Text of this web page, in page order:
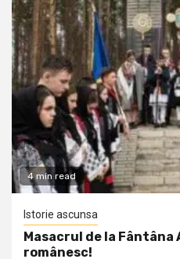
4 min read
Istorie ascunsa
Masacrul de la Fântâna
românesc!